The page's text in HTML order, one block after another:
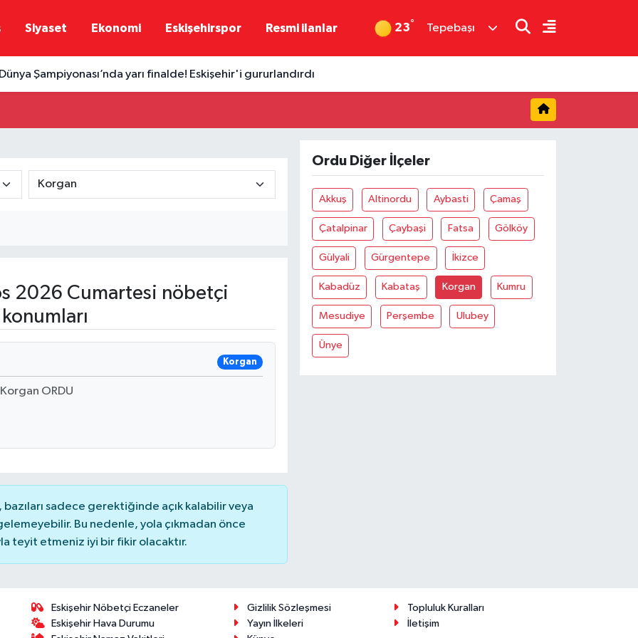
Siyaset Ekonomi Eskişehirspor Resmi ilanlar 23° Tepebaşı
Şampiyonası’nda yarı finalde! Eskişehir'i gururlandırdı
2026 Cumartesi nöbetçi
Korgan
ORDU
sadece gerektiğinde açık kalabilir veya
Bu nedenle, yola çıkmadan önce
teyit etmeniz iyi bir fikir olacaktır.
Ordu Diğer İlçeler
Akkuş Altinordu Aybasti Çamaş
Çatalpinar Çaybaşi Fatsa Gölköy
Gülyali Gürgentepe İkizce
Kabadüz Kabataş Korgan Kumru
Mesudiye Perşembe Ulubey
Ünye
Eskişehir Nöbetçi Eczaneler
Eskişehir Hava Durumu
Gizlilik Sözleşmesi
Topluluk Kuralları
Yayın İlkeleri
İletişim